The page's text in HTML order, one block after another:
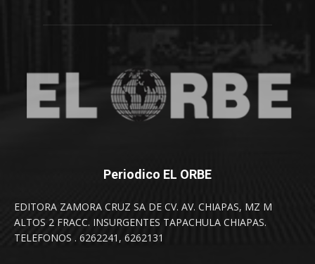
Periodico EL ORBE
EDITORA ZAMORA CRUZ SA DE CV. AV. CHIAPAS, MZ M
ALTOS 2 FRACC. INSURGENTES TAPACHULA CHIAPAS.
TELEFONOS . 6262241, 6262131